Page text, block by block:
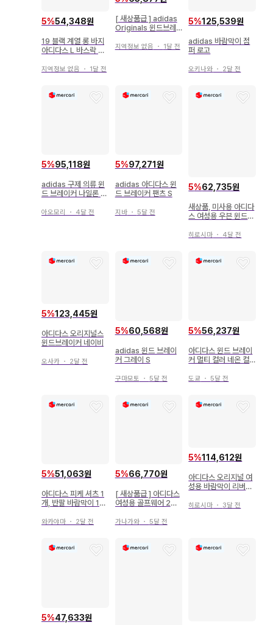
5%54,348원
19 블랙 계열 롱 바지
아디다스 L 바스락 바
지역정보 없음 ・ 1달 전
[ 새상품급 ] adidas
Originals 윈드브레
지역정보 없음 ・ 1달 전
5%125,539원
adidas 바람막이 점
퍼 로고
오키나와 ・ 2달 전
5%95,118원
adidas 구제 의류 윈
드 브레이커 나일론 아
아오모리 ・ 4달 전
5%97,271원
adidas 아디다스 윈
드 브레이커 팬츠 S
지바・ 5달 전
5%62,735원
새상품, 미사용 아디다
스 여성용 우븐 윈드
히로시마 ・ 4달 전
5%123,445원
아디다스 오리지널스
윈드브레이커 네이비
오사카 ・ 2달 전
5%60,568원
adidas 윈드 브레이
커 그레이 S
구마모토 ・ 5달 전
5%56,237원
아디다스 윈드 브레이
커 멀티 컬러 네온 컬
도쿄 ・5달 전
5%51,063원
아디다스 피케 셔츠 1
개, 반팔 바람막이 1개
와카야마 ・ 2달 전
5%66,770원
[ 새상품급 ] 아디다스
여성용 골프웨어 2wa
가나가와・ 5달 전
5%114,612원
아디다스 오리지널 여
성용 바람막이 리버서
히로시마 ・ 3달 전
5%47,633원